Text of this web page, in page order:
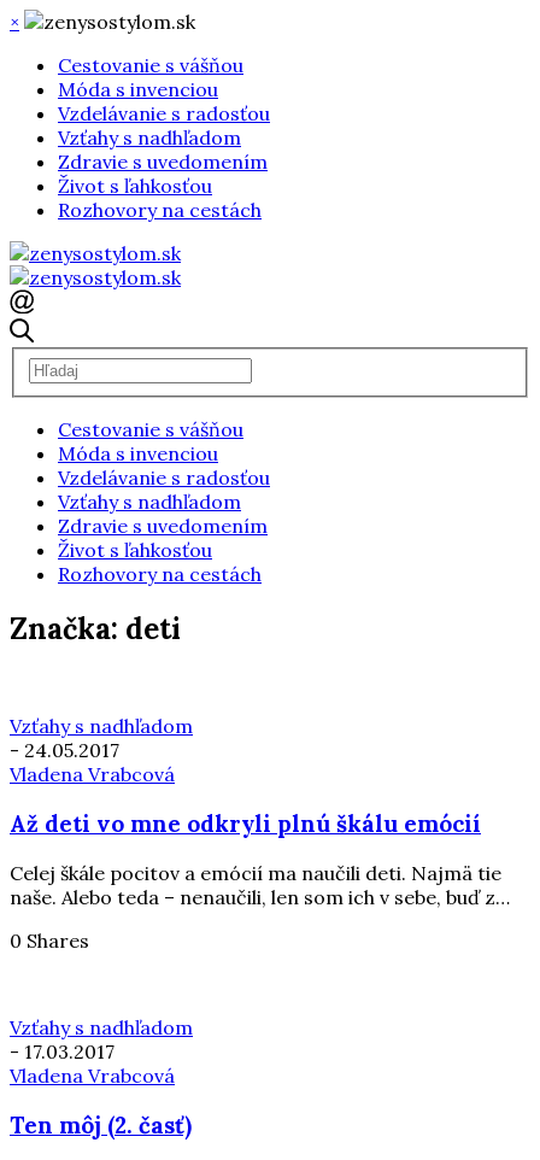
×
Cestovanie s vášňou
Móda s invenciou
Vzdelávanie s radosťou
Vzťahy s nadhľadom
Zdravie s uvedomením
Život s ľahkosťou
Rozhovory na cestách
Cestovanie s vášňou
Móda s invenciou
Vzdelávanie s radosťou
Vzťahy s nadhľadom
Zdravie s uvedomením
Život s ľahkosťou
Rozhovory na cestách
Značka: deti
Vzťahy s nadhľadom
- 24.05.2017
Vladena Vrabcová
Až deti vo mne odkryli plnú škálu emócií
Celej škále pocitov a emócií ma naučili deti. Najmä tie
naše. Alebo teda – nenaučili, len som ich v sebe, buď z…
0 Shares
Vzťahy s nadhľadom
- 17.03.2017
Vladena Vrabcová
Ten môj (2. časť)